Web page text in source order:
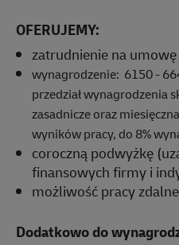
OFERUJEMY:
zatrudnienie na
wynagrodzenie: 6150 -
przedział wynagrodzenia
zasadnicze oraz
wyników pracy, do 8%
coroczną podwyżkę
finansowych firmy i
możliwość pracy
Dodatkowo do